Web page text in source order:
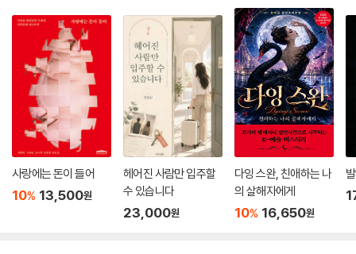
사랑에는 돈이 들어
10% 13,500원
헤어진 사람만 입주할
수 있습니다
23,000원
다잉 스완, 친애하는 나
의 살해자에게
10% 16,650원